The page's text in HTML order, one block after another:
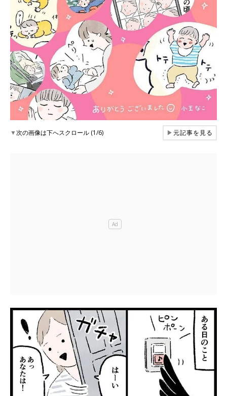
▼次の画像は下へスクロール (1/6) ▶元記事を見る